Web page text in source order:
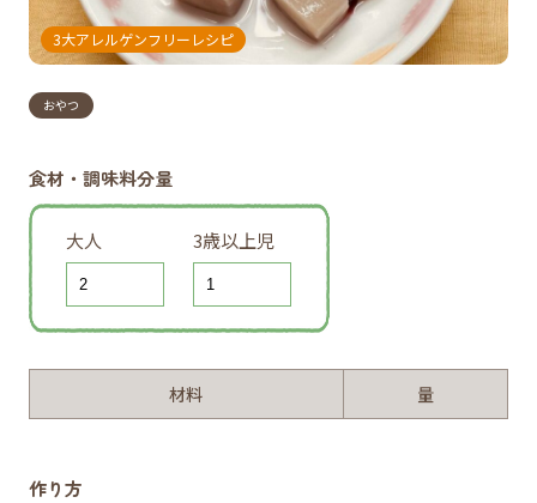
3大アレルゲンフリーレシピ
おやつ
食材・調味料分量
大人 3歳以上児
材料 量
作り方